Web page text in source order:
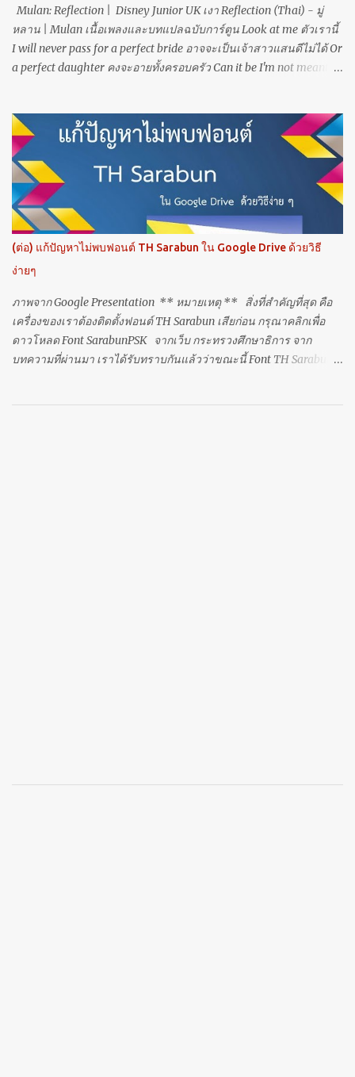
h...
Mulan: Reflection | Disney Junior UK เงา Reflection (Thai) - มู่
หลาน | Mulan เนื้อเพลงและบทแปลฉบับการ์ตูน Look at me ตัวเรานี้
I will never pass for a perfect bride อาจจะเป็นเจ้าสาวแสนดีไม่ได้ Or
a perfect daughter คงจะอายทั้งครอบครัว Can it be I'm not meant to
would break my family's heart คงจะพาครอบครัวต้องเศร้า Who is
that girl I see ใครกันที่มองจ้องมา Staring straight, back at me สบ
สายตาไม่คุ้นเคย Why is my reflection someone I don't know เหตุใด
มองดูไม่รู้เลยว่าคือตัวเรา Somehow I cannot hide ดวงใจไม่อาจ
ซ่อนงำ Who I am ทนฝืนทำ Though I've tried ใครช้ำเท่า When will
my reflection show who I am inside จะมีไหมวันใดเห็นเงา เป็นเช่น
เราที่แท้ When will my reflection show who I am inside จะมีไหมวัน
ใดเห็นเงา เป็นเช่นเราข้างใน ขยายความและเรียนรู้คำศัพท์ Look at
me, I will never pass for a perfect bride or a perfect daughter. ดูฉัน
สิ ฉันไม่ม...
(ต่อ) แก้ปัญหาไม่พบฟอนต์ TH Sarabun ใน Google Drive ด้วยวิธี
ง่ายๆ
ภาพจาก Google Presentation ** หมายเหตุ ** สิ่งที่สำคัญที่สุด คือ
เครื่องของเราต้องติดตั้งฟอนต์ TH Sarabun เสียก่อน กรุณาคลิกเพื่อ
ดาวโหลด Font SarabunPSK จากเว็บ กระทรวงศึกษาธิการ จาก
บทความที่ผ่านมา เราได้รับทราบกันแล้วว่าขณะนี้ Font TH Sarabun